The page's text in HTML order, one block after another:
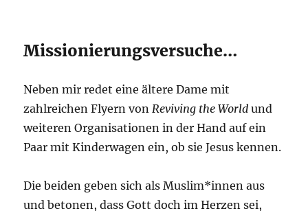
Missionierungsversuche…
Neben mir redet eine ältere Dame mit
zahlreichen Flyern von Reviving the World und
weiteren Organisationen in der Hand auf ein
Paar mit Kinderwagen ein, ob sie Jesus kennen.
Die beiden geben sich als Muslim*innen aus
und betonen, dass Gott doch im Herzen sei,